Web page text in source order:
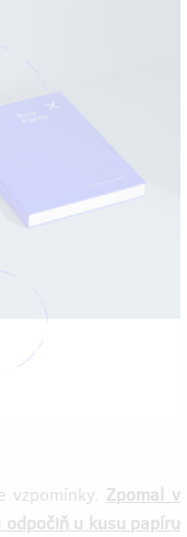
Zpomal v
u kusu papíru